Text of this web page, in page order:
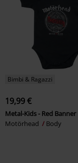
Bimbi & Ragazzi
19,99 €
Metal-Kids - Red Banner
Motörhead
Body